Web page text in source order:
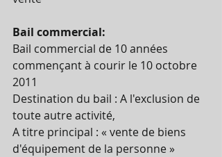
Bail commercial:
Bail commercial de 10 années
commençant à courir le 10 octobre
2011
Destination du bail : A l'exclusion de
toute autre activité,
A titre principal : « vente de biens
d'équipement de la personne »